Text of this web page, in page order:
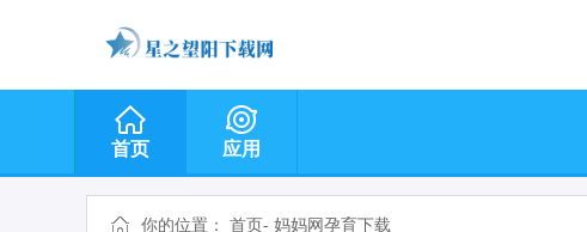
首页 应用
你的位置： 首页 - 妈妈网孕育下载